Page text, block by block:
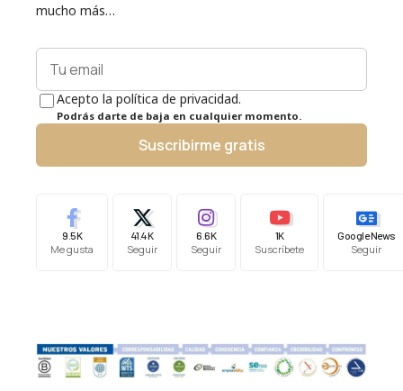
mucho más…
Acepto la política de privacidad.
Podrás darte de baja en cualquier momento.
Suscribirme gratis
9.5K
Me gusta
41.4K
Seguir
6.6K
Seguir
1K
Suscríbete
Google News
Seguir